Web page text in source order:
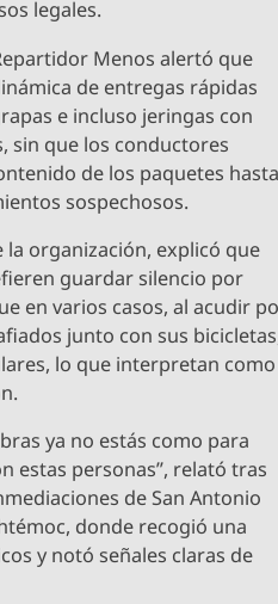
legales.
Menos alertó que
de entregas rápidas
e incluso jeringas con
sin que los conductores
de los paquetes
sospechosos.
la organización, explicó que
guardar silencio por
en varios casos, al acudir
junto con sus
lo que interpretan como
ya no estás como para
estas personas”, relató tras
de San Antonio
donde recogió una
y notó señales claras de